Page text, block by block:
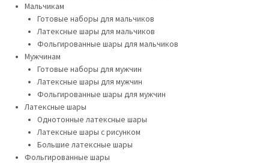
Мальчикам
Готовые наборы для мальчиков
Латексные шары для мальчиков
Фольгированные шары для мальчиков
Мужчинам
Готовые наборы для мужчин
Латексные шары для мужчин
Фольгированные шары для мужчин
Латексные шары
Однотонные латексные шары
Латексные шары с рисунком
Большие латексные шары
Фольгированные шары